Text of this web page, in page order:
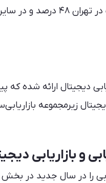
دیجیتال ارائه شده
دیجیتال زیرمجموعه
و بازاریابی
را در سال جدید در بخش